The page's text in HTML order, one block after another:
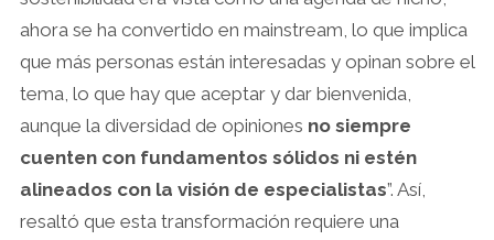
ahora se ha convertido en mainstream, lo que implica
que más personas están interesadas y opinan sobre el
tema, lo que hay que aceptar y dar bienvenida,
aunque la diversidad de opiniones no siempre
cuenten con fundamentos sólidos ni estén
alineados con la visión de especialistas”. Así,
resaltó que esta transformación requiere una